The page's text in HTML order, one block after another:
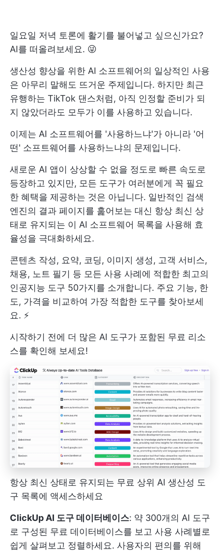
일요일 저녁 토론에 활기를 불어넣고 싶으신가요?
AI를 떠올려보세요. 😜
생산성 향상을 위한 AI 소프트웨어의 일상적인 사용
은 아무리 말해도 뜨거운 주제입니다. 하지만 최근
유행하는 TikTok 댄스처럼, 아직 인정할 준비가 되
지 않았더라도 모두가 이를 사용하고 있습니다.
이제는 AI 소프트웨어를 '사용하느냐'가 아니라 '어
떤' 소프트웨어를 사용하느냐의 문제입니다.
새로운 AI 앱이 상상할 수 없을 정도로 빠른 속도로
등장하고 있지만, 모든 도구가 여러분에게 꼭 필요
한 혜택을 제공하는 것은 아닙니다. 일반적인 검색
엔진의 결과 페이지를 훑어보는 대신 항상 최신 상
태로 유지되는 이 AI 소프트웨어 목록을 사용해 효
율성을 극대화하세요.
콘텐츠 작성, 요약, 코딩, 이미지 생성, 고객 서비스,
채용, 노트 필기 등 모든 사용 사례에 적합한 최고의
인공지능 도구 50가지를 소개합니다. 주요 기능, 한
도, 가격을 비교하여 가장 적합한 도구를 찾아보세
요. ⚡️
시작하기 전에 더 많은 AI 도구가 포함된 무료 리소
스를 확인해 보세요!
항상 최신 상태로 유지되는 무료 상위 AI 생산성 도
구 목록에 액세스하세요
ClickUp AI 도구 데이터베이스: 약 300개의 AI 도구
로 구성된 무료 데이터베이스를 보고 사용 사례별로
쉽게 살펴보고 정렬하세요. 사용자의 편의를 위해